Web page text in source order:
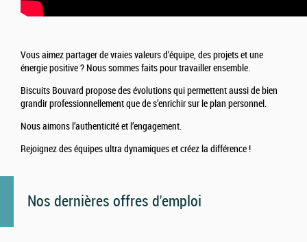
Vous aimez partager de vraies valeurs d’équipe, des projets et une
énergie positive ? Nous sommes faits pour travailler ensemble.
Biscuits Bouvard propose des évolutions qui permettent aussi de bien
grandir professionnellement que de s’enrichir sur le plan personnel.
Nous aimons l’authenticité et l’engagement.
Rejoignez des équipes ultra dynamiques et créez la différence !
Nos dernières offres d'emploi